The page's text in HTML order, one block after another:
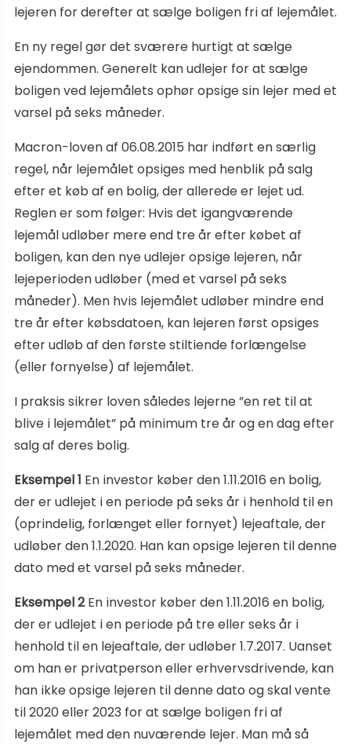
lejeren for derefter at sælge boligen fri af lejemålet.
En ny regel gør det sværere hurtigt at sælge
ejendommen. Generelt kan udlejer for at sælge
boligen ved lejemålets ophør opsige sin lejer med et
varsel på seks måneder.
Macron-loven af 06.08.2015 har indført en særlig
regel, når lejemålet opsiges med henblik på salg
efter et køb af en bolig, der allerede er lejet ud.
Reglen er som følger: Hvis det igangværende
lejemål udløber mere end tre år efter købet af
boligen, kan den nye udlejer opsige lejeren, når
lejeperioden udløber (med et varsel på seks
måneder). Men hvis lejemålet udløber mindre end
tre år efter købsdatoen, kan lejeren først opsiges
efter udløb af den første stiltiende forlængelse
(eller fornyelse) af lejemålet.
I praksis sikrer loven således lejerne ”en ret til at
blive i lejemålet” på minimum tre år og en dag efter
salg af deres bolig.
Eksempel 1 En investor køber den 1.11.2016 en bolig,
der er udlejet i en periode på seks år i henhold til en
(oprindelig, forlænget eller fornyet) lejeaftale, der
udløber den 1.1.2020. Han kan opsige lejeren til denne
dato med et varsel på seks måneder.
Eksempel 2En investor køber den 1.11.2016 en bolig,
der er udlejet i en periode på tre eller seks år i
henhold til en lejeaftale, der udløber 1.7.2017. Uanset
om han er privatperson eller erhvervsdrivende, kan
han ikke opsige lejeren til denne dato og skal vente
til 2020 eller 2023 for at sælge boligen fri af
lejemålet med den nuværende lejer. Man må så